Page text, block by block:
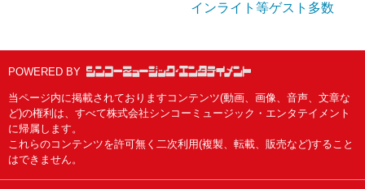
インライト等ゲスト多数
POWERED BY
当ページ内に掲載されておりますコンテンツ(動画、画像、音声、文章な
ど)の権利は、すべて株式会社シンコーミュージック・エンタテイメント
に帰属します。
これらのコンテンツを許可無く二次利用(複製、転載、販売など)すること
はできません。